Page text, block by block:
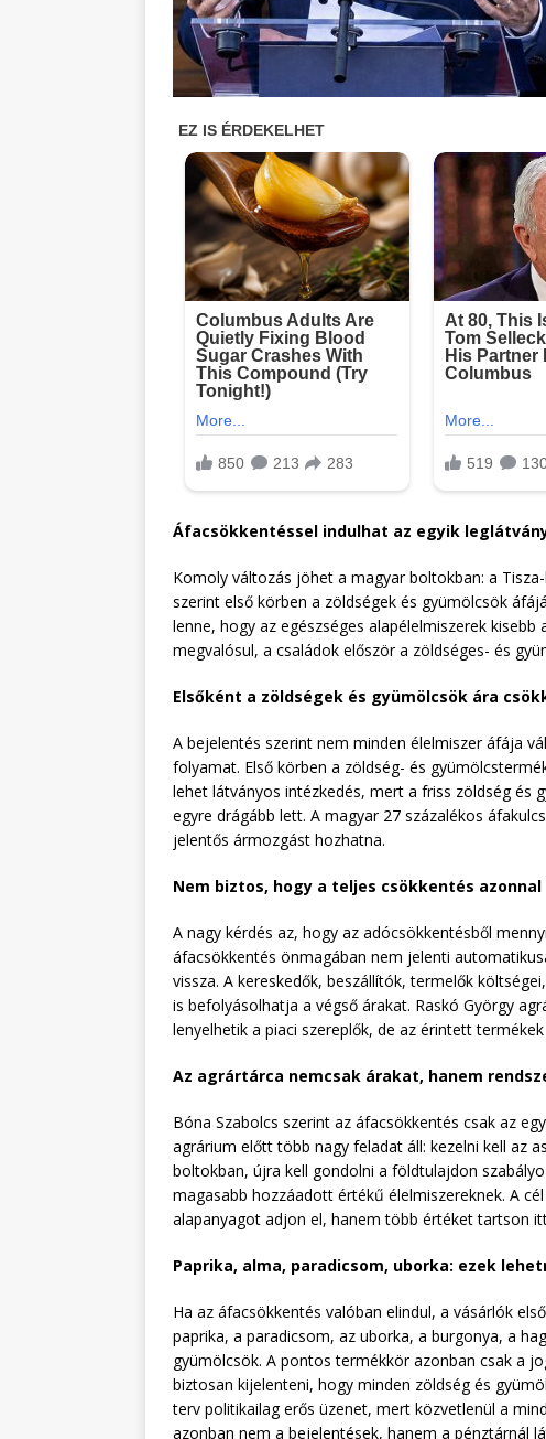
Áfacsökkentéssel indulhat az egyik
Komoly változás jöhet a magyar boltokban: a
szerint első körben a zöldségek és gyümölcsök
lenne, hogy az egészséges alapélelmiszerek
megvalósul, a családok először a zöldséges- és
Elsőként a zöldségek és gyümölcsök ára
A bejelentés szerint nem minden élelmiszer áfája
folyamat. Első körben a zöldség- és
lehet látványos intézkedés, mert a friss zöldség és
egyre drágább lett. A magyar 27 százalékos
jelentős ármozgást hozhatna.
Nem biztos, hogy a teljes csökkentés
A nagy kérdés az, hogy az adócsökkentésből
áfacsökkentés önmagában nem jelenti
vissza. A kereskedők, beszállítók, termelők
is befolyásolhatja a végső árakat. Raskó György
lenyelhetik a piaci szereplők, de az érintett
Az agrártárca nemcsak árakat, hanem
Bóna Szabolcs szerint az áfacsökkentés csak az
agrárium előtt több nagy feladat áll: kezelni kell az
boltokban, újra kell gondolni a földtulajdon
magasabb hozzáadott értékű élelmiszereknek. A
alapanyagot adjon el, hanem több értéket tartson
Paprika, alma, paradicsom, uborka: ezek
Ha az áfacsökkentés valóban elindul, a vásárlók
paprika, a paradicsom, az uborka, a burgonya, a
gyümölcsök. A pontos termékkör azonban csak a
biztosan kijelenteni, hogy minden zöldség és
terv politikailag erős üzenet, mert közvetlenül a
azonban nem a bejelentések, hanem a pénztárnál